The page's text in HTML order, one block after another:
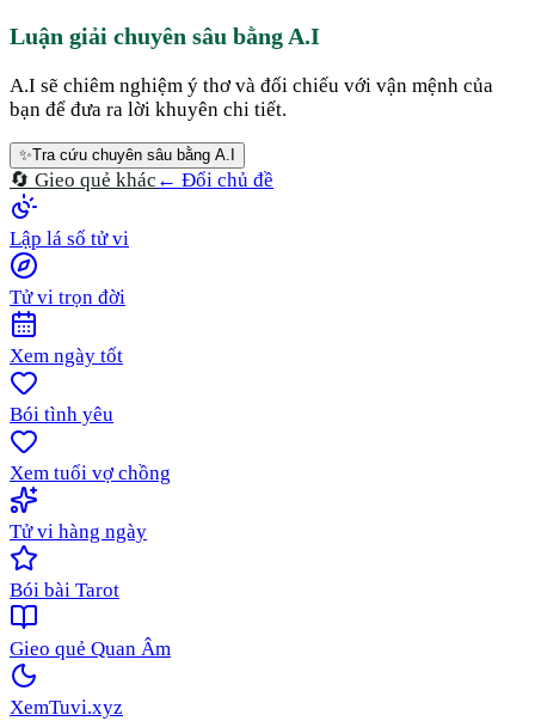
Luận giải chuyên sâu bằng A.I
A.I sẽ chiêm nghiệm ý thơ và đối chiếu với vận mệnh của
bạn để đưa ra lời khuyên chi tiết.
✨Tra cứu chuyên sâu bằng A.I
🔄 Gieo quẻ khác ← Đổi chủ đề
Lập lá số tử vi
Tử vi trọn đời
Xem ngày tốt
Bói tình yêu
Xem tuổi vợ chồng
Tử vi hàng ngày
Bói bài Tarot
Gieo quẻ Quan Âm
XemTuvi.xyz